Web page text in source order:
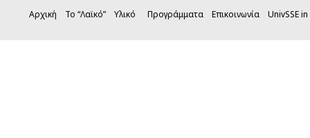
Αρχική Το “Λαϊκό” Υλικό Προγράμματα Επικοινωνία UnivSSE